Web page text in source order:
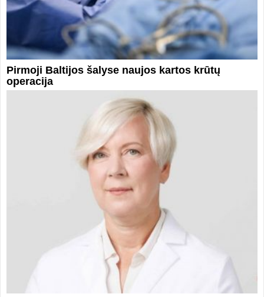
Pirmoji Baltijos šalyse naujos kartos krūtų
operacija